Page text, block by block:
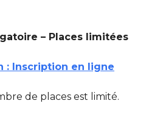
– Places limitées
: Inscription en ligne
de places est limité.